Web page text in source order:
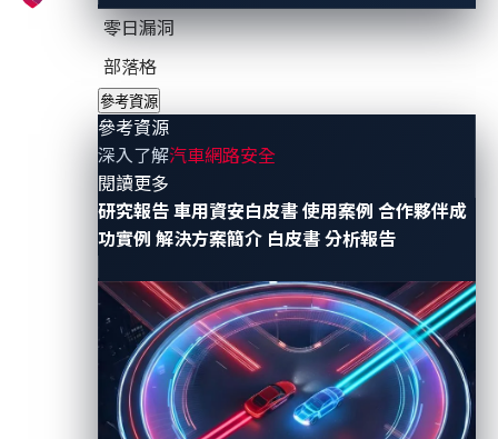
零日漏洞
部落格
參考資源
參考資源
深入了解汽車網路安全
閱讀更多
研究報告 車用資安白皮書 使用案例 合作夥伴成
功實例 解決方案簡介 白皮書 分析報告
recently identified in the IT industry, in the form of
flaws in virtual private network (VPN) software
products fromIvanti
software product from
a significant security threat as it enables attackers to
gain control over remote systems, positioning it
among the most critical security issues.
The potential impact of such vulnerabilities
underscores the importance of continuous quality
control across the overall software life cycle, from
development phase to operating phase:
Integration of automotive security and IT
security.It is recommended for automotive